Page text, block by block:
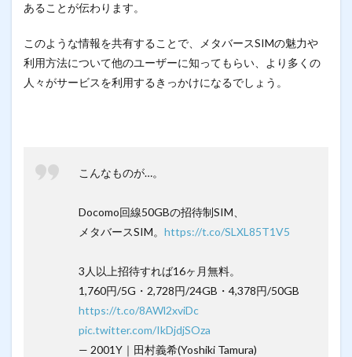
あることが伝わります。
このような情報を共有することで、メタバースSIMの魅力や
利用方法について他のユーザーに知ってもらい、より多くの
人々がサービスを利用するきっかけになるでしょう。
こんなものが…。
Docomo回線50GBの招待制SIM、
メタバースSIM。 https://t.co/SLXL85T1V5
3人以上招待すれば16ヶ月無料。
1,760円/5G・2,728円/24GB・4,378円/50GB
https://t.co/8AWl2xviDc
pic.twitter.com/IkDjdjSOza
— 2001Y｜田村義希(Yoshiki Tamura)